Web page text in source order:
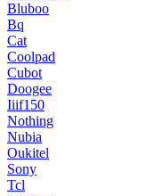
Bluboo
Bq
Cat
Coolpad
Cubot
Doogee
Iiif150
Nothing
Nubia
Oukitel
Sony
Tcl